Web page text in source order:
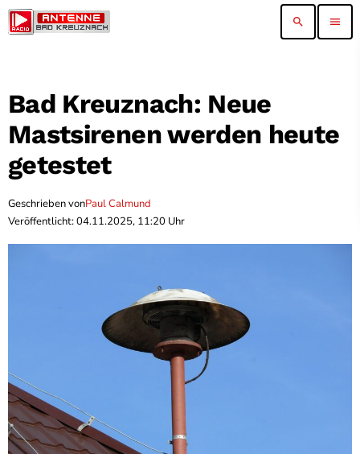
search menu
Bad Kreuznach: Neue
Mastsirenen werden heute
getestet
Geschrieben vonPaul Calmund
Veröffentlicht: 04.11.2025, 11:20 Uhr